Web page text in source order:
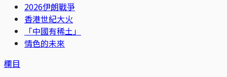
2026伊朗戰爭
香港世紀大火
「中國有稀土」
情色的未來
欄目